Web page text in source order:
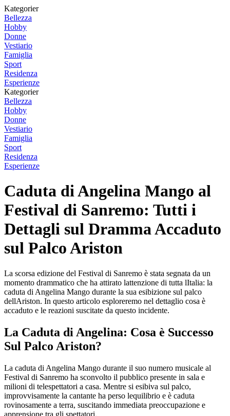
Kategorier
Bellezza
Hobby
Donne
Vestiario
Famiglia
Sport
Residenza
Esperienze
Kategorier
Bellezza
Hobby
Donne
Vestiario
Famiglia
Sport
Residenza
Esperienze
Caduta di Angelina Mango al
Festival di Sanremo: Tutti i
Dettagli sul Dramma Accaduto
sul Palco Ariston
La scorsa edizione del Festival di Sanremo è stata segnata da un
momento drammatico che ha attirato lattenzione di tutta lItalia: la
caduta di Angelina Mango durante la sua esibizione sul palco
dellAriston. In questo articolo esploreremo nel dettaglio cosa è
accaduto e le reazioni suscitate da questo incidente.
La Caduta di Angelina: Cosa è Successo
Sul Palco Ariston?
La caduta di Angelina Mango durante il suo numero musicale al
Festival di Sanremo ha sconvolto il pubblico presente in sala e
milioni di telespettatori a casa. Mentre si esibiva sul palco,
improvvisamente la cantante ha perso lequilibrio e è caduta
rovinosamente a terra, suscitando immediata preoccupazione e
apprensione tra gli spettatori.